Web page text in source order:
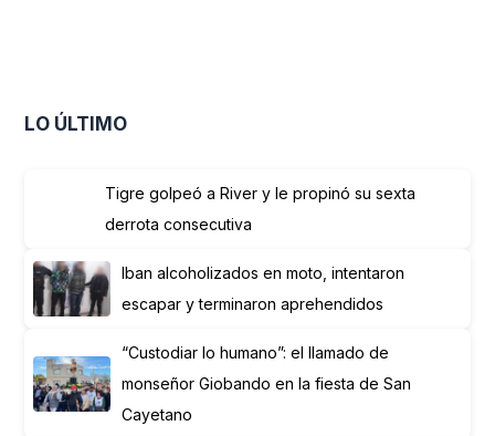
LO ÚLTIMO
Tigre golpeó a River y le propinó su sexta
derrota consecutiva
Iban alcoholizados en moto, intentaron
escapar y terminaron aprehendidos
“Custodiar lo humano”: el llamado de
monseñor Giobando en la fiesta de San
Cayetano